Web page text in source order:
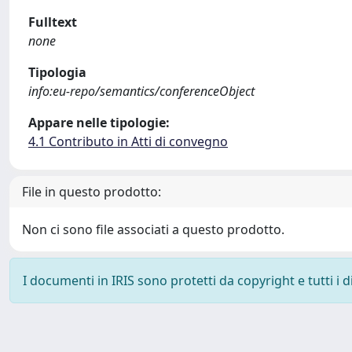
Fulltext
none
Tipologia
info:eu-repo/semantics/conferenceObject
Appare nelle tipologie:
4.1 Contributo in Atti di convegno
File in questo prodotto:
Non ci sono file associati a questo prodotto.
I documenti in IRIS sono protetti da copyright e tutti i